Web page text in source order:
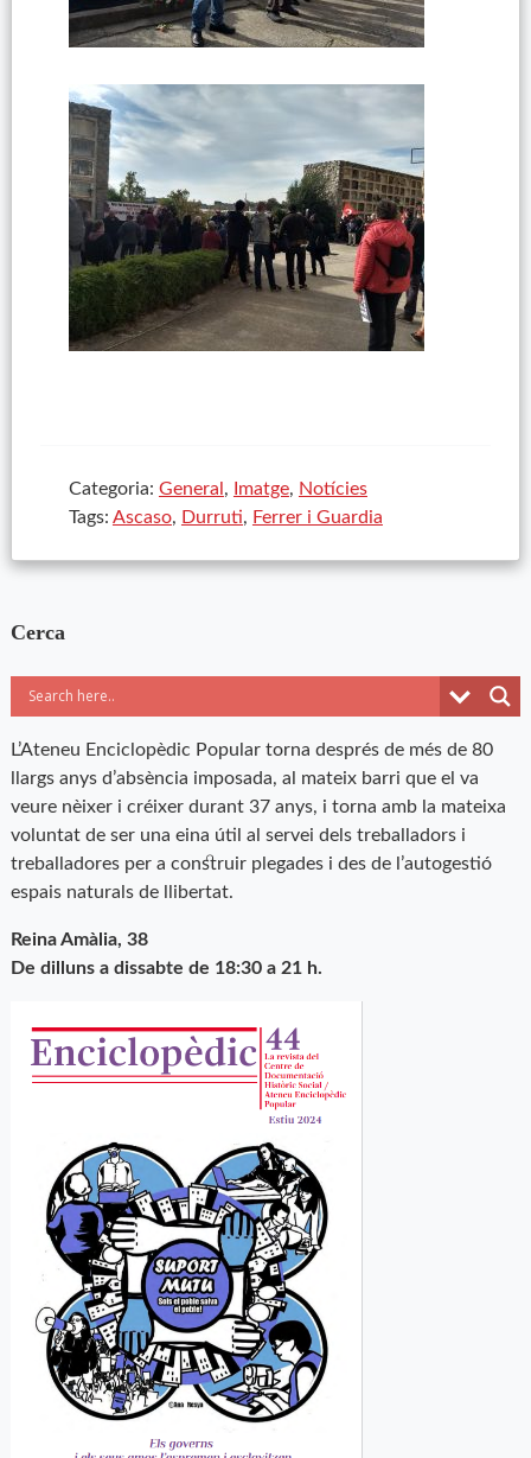
Categoria: General , Imatge, Notícies
Tags: Ascaso, Durruti, Ferrer i Guardia
Cerca
L’Ateneu Enciclopèdic Popular torna després de més de 80
llargs anys d’absència imposada, al mateix barri que el va
veure nèixer i créixer durant 37 anys, i torna amb la mateixa
voluntat de ser una eina útil al servei dels treballadors i
treballadores per a construir plegades i des de l’autogestió
espais naturals de llibertat.
Reina Amàlia, 38
De dilluns a dissabte de 18:30 a 21 h.